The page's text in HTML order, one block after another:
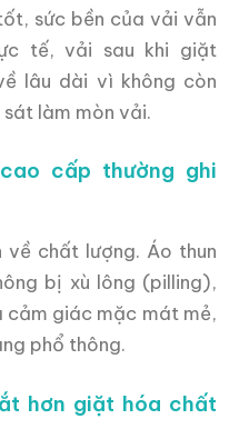
sức bền của vải vẫn
tế, vải sau khi giặt
lâu dài vì không còn
làm mòn vải.
cấp thường ghi
chất lượng. Áo thun
bị xù lông (pilling),
cảm giác mặc mát mẻ,
phổ thông.
hơn giặt hóa chất